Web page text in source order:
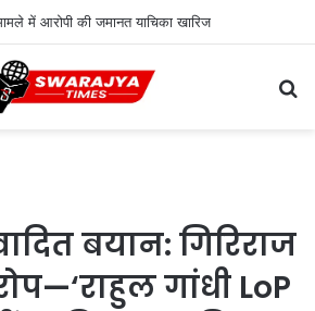
में आरोपी की जमानत याचिका खारिज
बयान: गिरिराज
गांधी LoP